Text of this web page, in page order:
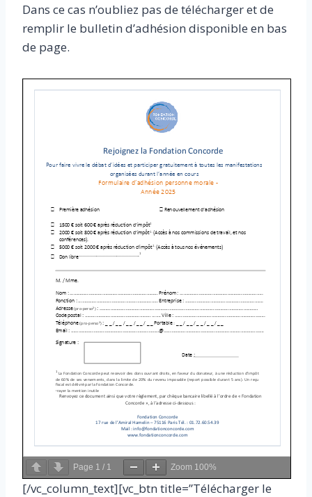
Dans ce cas n’oubliez pas de télécharger et de
remplir le bulletin d’adhésion disponible en bas
de page.
Page 1 / 1 Zoom 100%
[/vc_column_text][vc_btn title=”Télécharger le